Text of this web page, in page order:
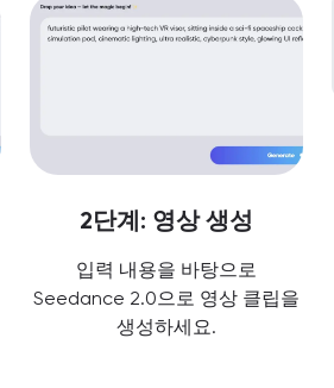
2단계: 영상 생성
입력 내용을 바탕으로
Seedance 2.0으로 영상 클립을
생성하세요.